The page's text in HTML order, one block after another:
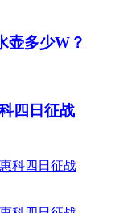
壶多少W？
四日征战